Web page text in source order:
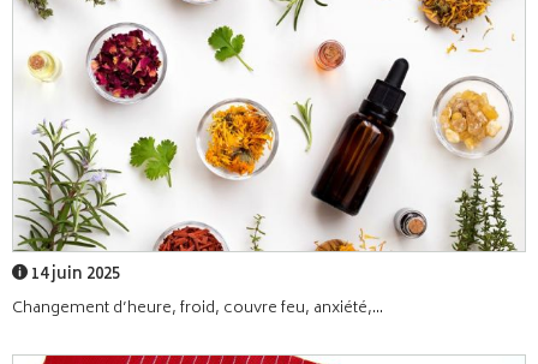
14 juin 2025
Changement d’heure, froid, couvre feu, anxiété,...